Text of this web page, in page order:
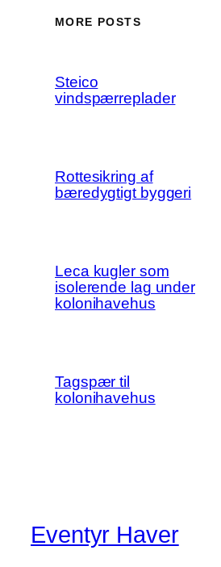
MORE POSTS
Steico
vindspærreplader
Rottesikring af
bæredygtigt byggeri
Leca kugler som
isolerende lag under
kolonihavehus
Tagspær til
kolonihavehus
Eventyr Haver